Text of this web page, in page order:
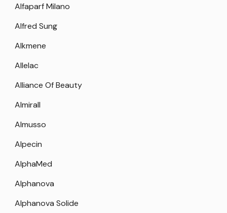
Alfaparf Milano
Alfred Sung
Alkmene
Allelac
Alliance Of Beauty
Almirall
Almusso
Alpecin
AlphaMed
Alphanova
Alphanova Solide